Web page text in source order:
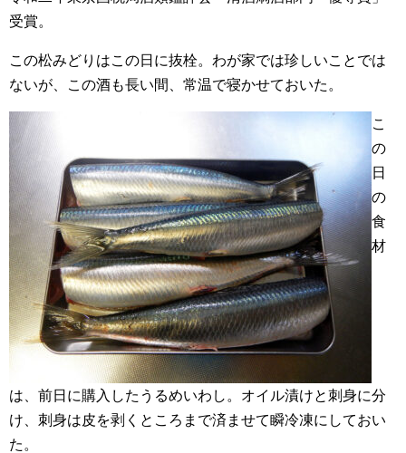
受賞。
この松みどりはこの日に抜栓。わが家では珍しいことでは
ないが、この酒も長い間、常温で寝かせておいた。
こ
の
日
の
食
材
は、前日に購入したうるめいわし。オイル漬けと刺身に分
け、刺身は皮を剥くところまで済ませて瞬冷凍にしておい
た。